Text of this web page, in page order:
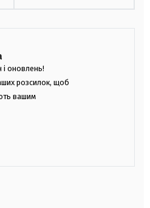
і оновлень!
розсилок, щоб
вашим